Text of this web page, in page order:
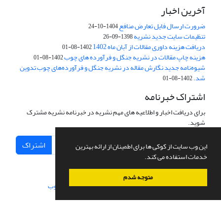
این وب سایت از کوکی ها برای اطمینان از ارائه بهترین
خدمات استفاده می کند.
متوجه شدم
آخرین اخبار
ضرورت ارسال فایل تعارض منافع1404-10-24
تنظیمات سایت جدید نشریه1398-09-26
دریافت هزینه داوری مقالات از آبان ماه 1402 1402-08-01
هزینه چاپ مقالات در نشریه جنگل و فرآورده های چوب1402-08-01
شیوه‌نامه جدید نگارش مقاله در نشریه جنگل و فرآورده‌های چوب تدوین
شد.1402-08-01
اشتراک خبرنامه
برای دریافت اخبار و اطلاعیه های مهم نشریه در خبرنامه نشریه مشترک
شوید.
اشتراک
سامانه مدیریت نشریات علمی.طراحی و پیاده سازی از سیناوب